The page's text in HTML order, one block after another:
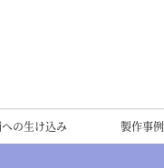
の生け込み 製作事例